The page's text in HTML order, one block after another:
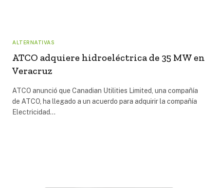
ALTERNATIVAS
ATCO adquiere hidroeléctrica de 35 MW en
Veracruz
ATCO anunció que Canadian Utilities Limited, una compañía
de ATCO, ha llegado a un acuerdo para adquirir la compañía
Electricidad…